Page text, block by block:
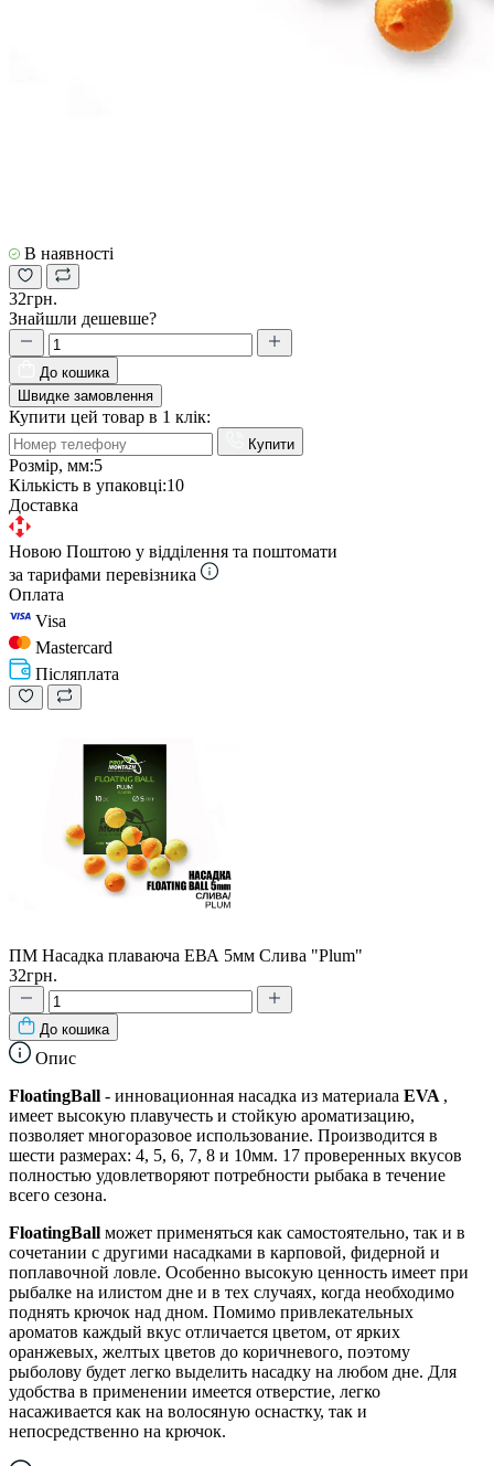
В наявності
32грн.
Знайшли дешевше?
До кошика
Швидке замовлення
Купити цей товар в 1 клік:
Купити
Розмір, мм:5
Кількість в упаковці:10
Доставка
Новою Поштою у відділення та поштомати
за тарифами перевізника
Оплата
Visa
Mastercard
Післяплата
ПМ Насадка плаваюча ЕВА 5мм Слива "Plum"
32грн.
До кошика
Опис
FloatingBall - инновационная насадка из материала EVA ,
имеет высокую плавучесть и стойкую ароматизацию,
позволяет многоразовое использование. Производится в
шести размерах: 4, 5, 6, 7, 8 и 10мм. 17 проверенных вкусов
полностью удовлетворяют потребности рыбака в течение
всего сезона.
FloatingBall может применяться как самостоятельно, так и в
сочетании с другими насадками в карповой, фидерной и
поплавочной ловле. Особенно высокую ценность имеет при
рыбалке на илистом дне и в тех случаях, когда необходимо
поднять крючок над дном. Помимо привлекательных
ароматов каждый вкус отличается цветом, от ярких
оранжевых, желтых цветов до коричневого, поэтому
рыболову будет легко выделить насадку на любом дне. Для
удобства в применении имеется отверстие, легко
насаживается как на волосяную оснастку, так и
непосредственно на крючок.